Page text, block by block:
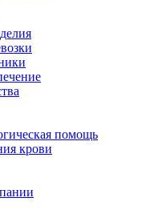
помощь
крови